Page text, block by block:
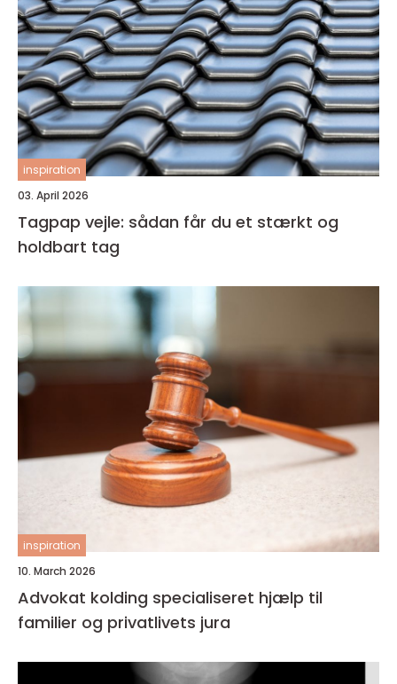
inspiration
03. April 2026
Tagpap vejle: sådan får du et stærkt og
holdbart tag
inspiration
10. March 2026
Advokat kolding specialiseret hjælp til
familier og privatlivets jura